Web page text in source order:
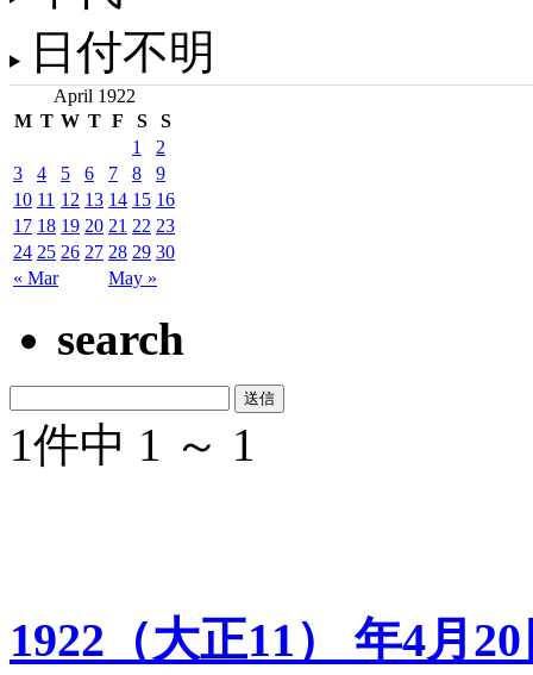
日付不明
April 1922
M T W T F S S
« Mar May »
1
2
3
4 5 6 7 8
9
10 11 12 13 14 15 16
17 18 19 20 21 22 23
24 25 26 27 28 29 30
search
1件中 1 ～ 1
1922（大正11） 年4月